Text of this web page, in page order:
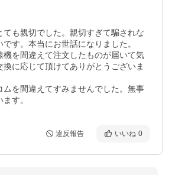
ても親切でした。親切すぎて騙されな
す。本当にお世話になりました。
機を間違えて注文したものが届いて気
に応じて頂けてありがとうございま
ムを間違えてすみませんでした。無事
す。
違反報告 いいね 0